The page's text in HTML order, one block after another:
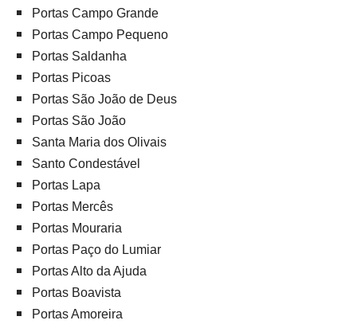
Portas Campo Grande
Portas Campo Pequeno
Portas Saldanha
Portas Picoas
Portas São João de Deus
Portas São João
Santa Maria dos Olivais
Santo Condestável
Portas Lapa
Portas Mercês
Portas Mouraria
Portas Paço do Lumiar
Portas Alto da Ajuda
Portas Boavista
Portas Amoreira